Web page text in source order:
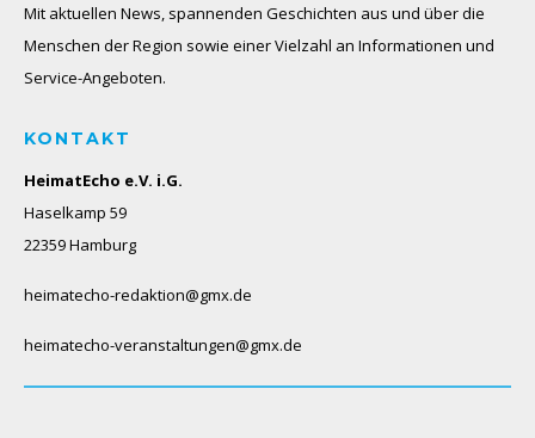
Mit aktuellen News, spannenden Geschichten aus und über die
Menschen der Region sowie einer Vielzahl an Informationen und
Service-Angeboten.
KONTAKT
HeimatEcho e.V. i.G.
Haselkamp 59
22359 Hamburg
heimatecho-redaktion@gmx.de
heimatecho-veranstaltungen@gmx.de